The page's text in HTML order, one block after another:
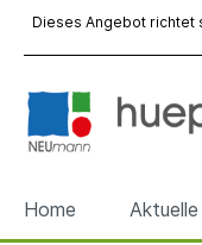
Dieses Angebot richtet
Home